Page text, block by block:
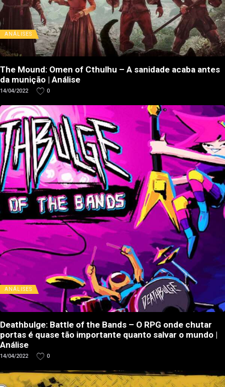
ANÁLISES
The Mound: Omen of Cthulhu – A sanidade acaba antes
da munição | Análise
14/04/2022 0
ANÁLISES
Deathbulge: Battle of the Bands – O RPG onde chutar
portas é quase tão importante quanto salvar o mundo |
Análise
14/04/2022 0